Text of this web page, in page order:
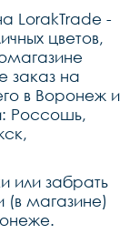
LorakTrade -
цветов,
заказ на
в Воронеж и
Россошь,
или забрать
(в магазине)